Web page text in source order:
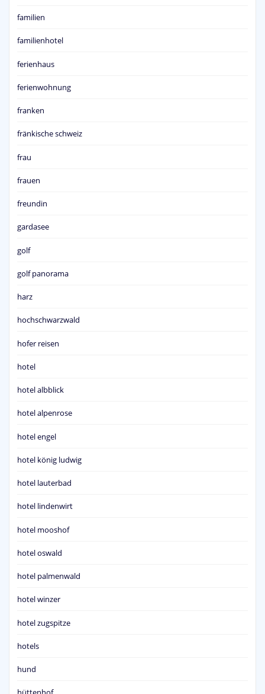
familien
familienhotel
ferienhaus
ferienwohnung
franken
fränkische schweiz
frau
frauen
freundin
gardasee
golf
golf panorama
harz
hochschwarzwald
hofer reisen
hotel
hotel albblick
hotel alpenrose
hotel engel
hotel könig ludwig
hotel lauterbad
hotel lindenwirt
hotel mooshof
hotel oswald
hotel palmenwald
hotel winzer
hotel zugspitze
hotels
hund